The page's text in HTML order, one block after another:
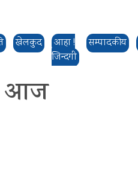
खेलकुद
आहा !
जिन्दगी
सम्पादकीय
आज